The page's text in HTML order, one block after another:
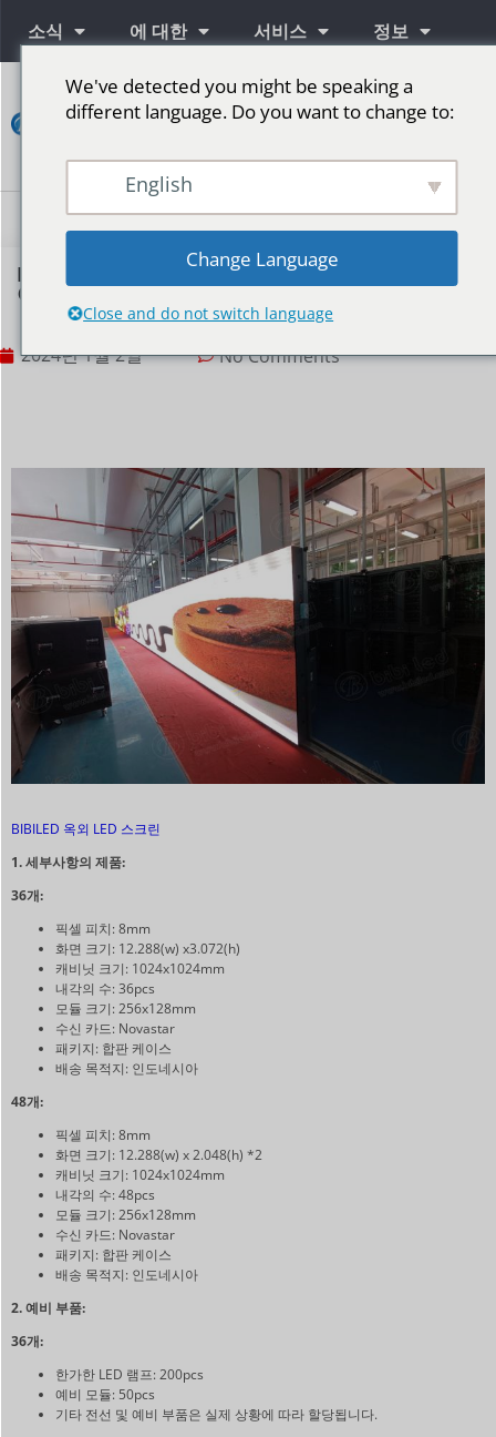
소식 에 대한 서비스 정보
연
락
P8 야외 후면 유지 관리 LED 디스플레이가 인도네시
아에 도착
2024년 1월 2일 No Comments
BIBILED 옥외 LED 스크린
1. 세부사항의 제품:
36개:
픽셀 피치: 8mm
화면 크기: 12.288(w) x3.072(h)
캐비닛 크기: 1024x1024mm
내각의 수: 36pcs
모듈 크기: 256x128mm
수신 카드: Novastar
패키지: 합판 케이스
배송 목적지: 인도네시아
48개:
픽셀 피치: 8mm
화면 크기: 12.288(w) x 2.048(h) *2
캐비닛 크기: 1024x1024mm
내각의 수: 48pcs
모듈 크기: 256x128mm
수신 카드: Novastar
패키지: 합판 케이스
배송 목적지: 인도네시아
2. 예비 부품:
36개:
한가한 LED 램프: 200pcs
예비 모듈: 50pcs
기타 전선 및 예비 부품은 실제 상황에 따라 할당됩니다.
We've detected you might be speaking a
different language. Do you want to change to:
English
Change Language
Close and do not switch language